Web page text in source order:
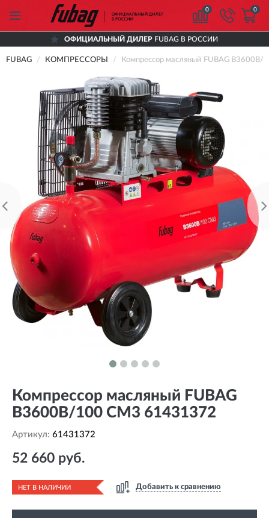
0 0
ОФИЦИАЛЬНЫЙ ДИЛЕРFUBAG В РОССИИ
FUBAG КОМПРЕССОРЫ Компрессор масляный FUBAG B3600B/
Компрессор масляный FUBAG
B3600B/100 CM3 61431372
Артикул: 61431372
52 660 руб.
НЕТ В НАЛИЧИИ Добавить к сравнению